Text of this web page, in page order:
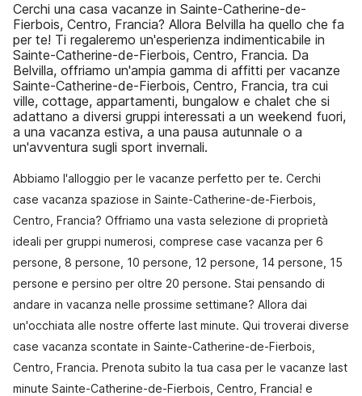
Cerchi una casa vacanze in Sainte-Catherine-de-
Fierbois, Centro, Francia? Allora Belvilla ha quello che fa
per te! Ti regaleremo un'esperienza indimenticabile in
Sainte-Catherine-de-Fierbois, Centro, Francia. Da
Belvilla, offriamo un'ampia gamma di affitti per vacanze
Sainte-Catherine-de-Fierbois, Centro, Francia, tra cui
ville, cottage, appartamenti, bungalow e chalet che si
adattano a diversi gruppi interessati a un weekend fuori,
a una vacanza estiva, a una pausa autunnale o a
un'avventura sugli sport invernali.
Abbiamo l'alloggio per le vacanze perfetto per te. Cerchi
case vacanza spaziose in Sainte-Catherine-de-Fierbois,
Centro, Francia? Offriamo una vasta selezione di proprietà
ideali per gruppi numerosi, comprese case vacanza per 6
persone, 8 persone, 10 persone, 12 persone, 14 persone, 15
persone e persino per oltre 20 persone. Stai pensando di
andare in vacanza nelle prossime settimane? Allora dai
un'occhiata alle nostre offerte last minute. Qui troverai diverse
case vacanza scontate in Sainte-Catherine-de-Fierbois,
Centro, Francia. Prenota subito la tua casa per le vacanze last
minute Sainte-Catherine-de-Fierbois, Centro, Francia! e